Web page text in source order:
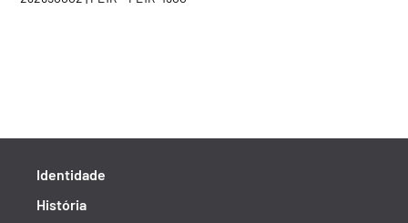
Identidade
História